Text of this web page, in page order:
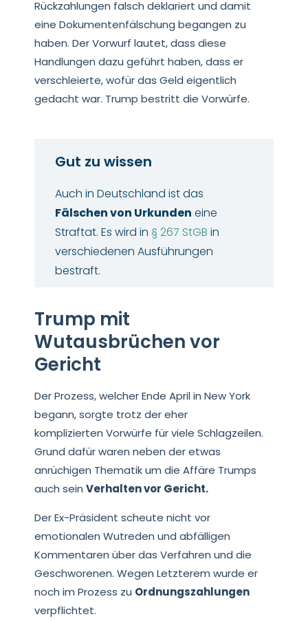
Rückzahlungen falsch deklariert und damit
eine Dokumentenfälschung begangen zu
haben. Der Vorwurf lautet, dass diese
Handlungen dazu geführt haben, dass er
verschleierte, wofür das Geld eigentlich
gedacht war. Trump bestritt die Vorwürfe.
Gut zu wissen
Auch in Deutschland ist das
Fälschen von Urkunden eine
Straftat. Es wird in § 267 StGB in
verschiedenen Ausführungen
bestraft.
Trump mit
Wutausbrüchen vor
Gericht
Der Prozess, welcher Ende April in New York
begann, sorgte trotz der eher
komplizierten Vorwürfe für viele Schlagzeilen.
Grund dafür waren neben der etwas
anrüchigen Thematik um die Affäre Trumps
auch sein Verhalten vor Gericht.
Der Ex-Präsident scheute nicht vor
emotionalen Wutreden und abfälligen
Kommentaren über das Verfahren und die
Geschworenen. Wegen Letzterem wurde er
noch im Prozess zu Ordnungszahlungen
verpflichtet.